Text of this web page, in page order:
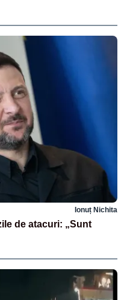
Ionuț Nichita
de atacuri: „Sunt